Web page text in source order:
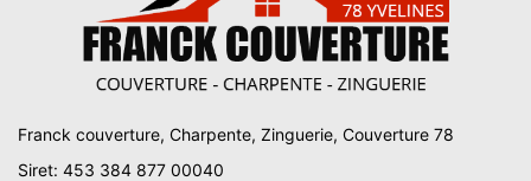
Franck couverture, Charpente, Zinguerie, Couverture 78
Siret: 453 384 877 00040